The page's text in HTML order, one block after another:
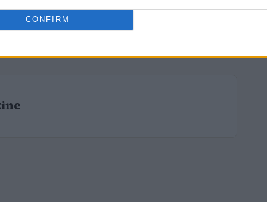
CONFIRM
segnerà uno degli ultimi sviluppi del